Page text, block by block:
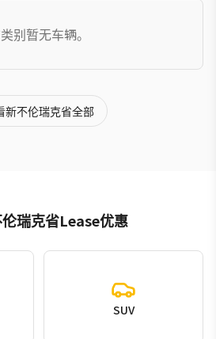
别暂无车辆。
新不伦瑞克省全部
瑞克省Lease优惠
SUV